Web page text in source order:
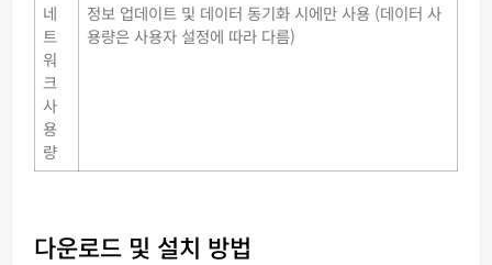
네
트
워
크
사
용
량
정보 업데이트 및 데이터 동기화 시에만 사용 (데이터 사
용량은 사용자 설정에 따라 다름)
다운로드 및 설치 방법